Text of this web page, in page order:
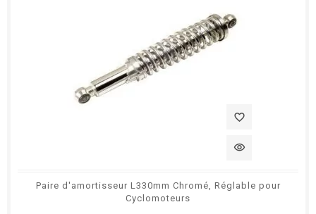
favorite_border
visibility
Paire d'amortisseur L330mm Chromé, Réglable pour
Cyclomoteurs